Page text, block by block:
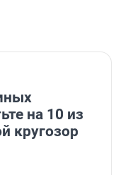
на 10 из
кругозор